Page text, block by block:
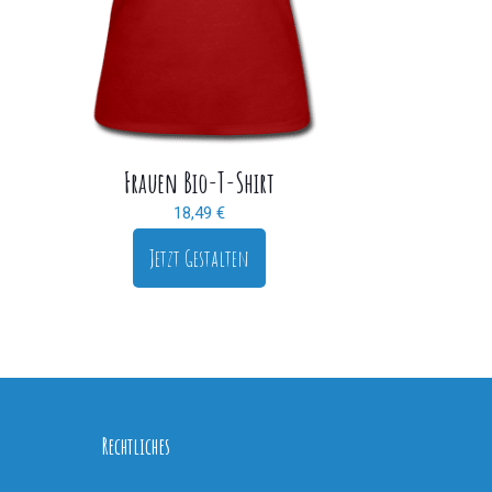
Frauen Bio-T-Shirt
18,49€
Jetzt Gestalten
Rechtliches